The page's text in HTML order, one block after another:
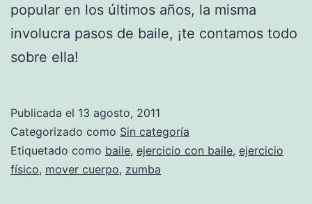
popular en los últimos años, la misma
involucra pasos de baile, ¡te contamos todo
sobre ella!
Publicada el 13 agosto, 2011
Categorizado como Sin categoría
Etiquetado como baile, ejercicio con baile, ejercicio
físico, mover cuerpo, zumba